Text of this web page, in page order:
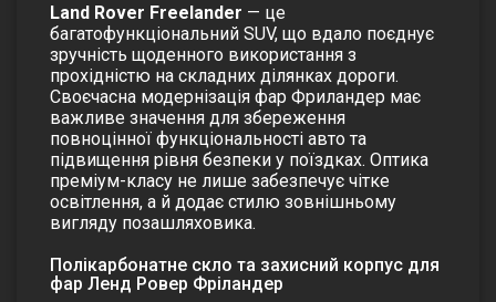
Land Rover Freelander — це
багатофункціональний SUV, що вдало поєднує
зручність щоденного використання з
прохідністю на складних ділянках дороги.
Своєчасна модернізація фар Фриландер має
важливе значення для збереження
повноцінної функціональності авто та
підвищення рівня безпеки у поїздках. Оптика
преміум-класу не лише забезпечує чітке
освітлення, а й додає стилю зовнішньому
вигляду позашляховика.
Полікарбонатне скло та захисний корпус для
фар Ленд Ровер Фріландер